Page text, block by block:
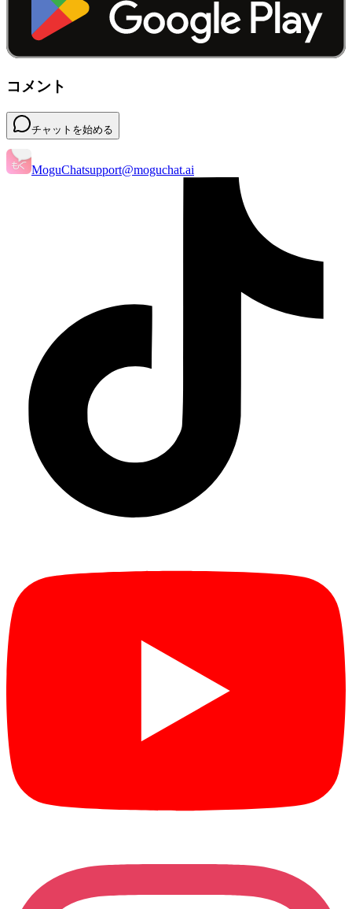
コメント
チャットを始める
MoguChatsupport@moguchat.ai